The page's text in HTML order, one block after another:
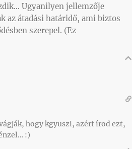
Ugyanilyen jellemzője
az átadási határidő, ami biztos
szerepel. (Ez
hogy kgyuszi, azért írod ezt,
:)